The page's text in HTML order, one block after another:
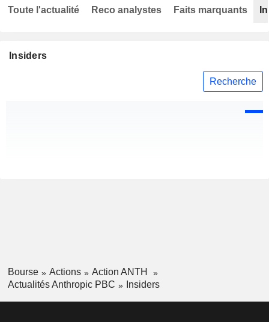
Insiders
Recherche
Toute l'actualité Reco analystes Faits marquants
Bourse Actions
Action ANTH
Actualités Anthropic PBC
Insiders